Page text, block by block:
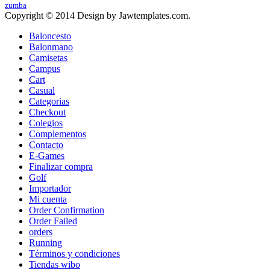
zumba
Copyright © 2014 Design by Jawtemplates.com.
Baloncesto
Balonmano
Camisetas
Campus
Cart
Casual
Categorias
Checkout
Colegios
Complementos
Contacto
E-Games
Finalizar compra
Golf
Importador
Mi cuenta
Order Confirmation
Order Failed
orders
Running
Términos y condiciones
Tiendas wibo